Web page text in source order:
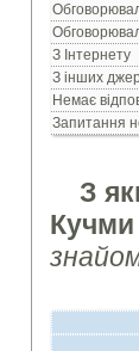
З Інтернету
З інших
Немає
Запитання
З